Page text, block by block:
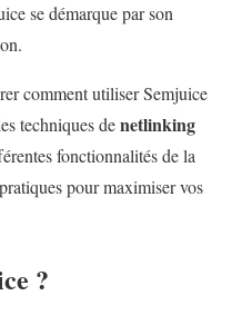
se démarque par son
comment utiliser Semjuice
techniques denetlinking
fonctionnalités de la
pour maximiser vos
?